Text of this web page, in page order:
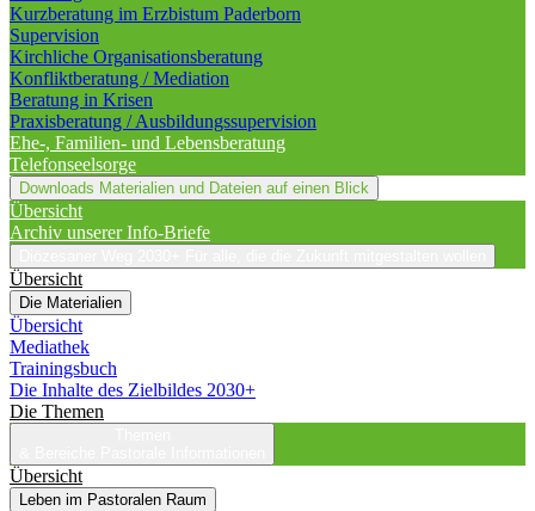
Kurzberatung im Erzbistum Paderborn
Supervision
Kirchliche Organisationsberatung
Konfliktberatung / Mediation
Beratung in Krisen
Praxisberatung / Ausbildungssupervision
Ehe-, Familien- und Lebensberatung
Telefonseelsorge
Downloads Materialien und Dateien auf einen Blick
Übersicht
Archiv unserer Info-Briefe
Übersicht
Die Materialien
Übersicht
Mediathek
Trainingsbuch
Die Inhalte des Zielbildes 2030+
Die Themen
Übersicht
Leben im Pastoralen Raum